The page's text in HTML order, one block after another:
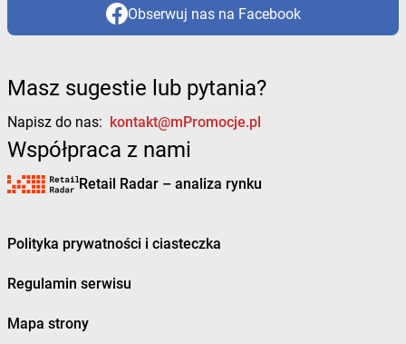
Obserwuj nas na Facebook
Masz sugestie lub pytania?
Napisz do nas: kontakt@mPromocje.pl
Współpraca z nami
Retail Radar – analiza rynku
Polityka prywatności i ciasteczka
Regulamin serwisu
Mapa strony